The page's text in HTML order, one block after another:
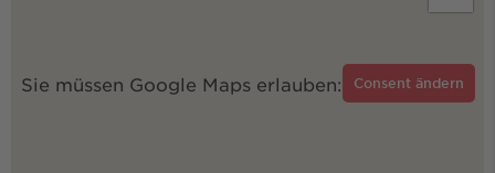
Sie müssen Google Maps erlauben: Consent ändern